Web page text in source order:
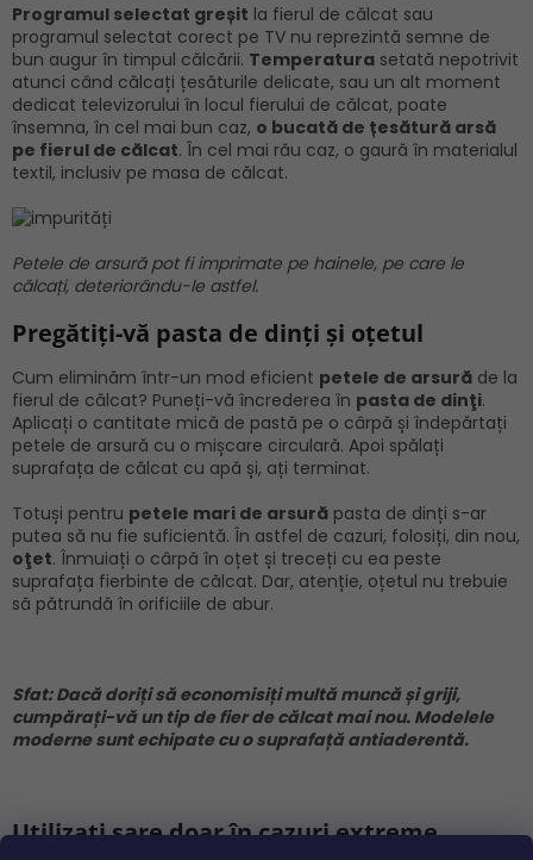
Programul selectat greșit la fierul de călcat sau
programul selectat corect pe TV nu reprezintă semne de
bun augur în timpul călcării. Temperatura setată nepotrivit
atunci când călcați țesăturile delicate, sau un alt moment
dedicat televizorului în locul fierului de călcat, poate
însemna, în cel mai bun caz, o bucată de țesătură arsă
pe fierul de călcat. În cel mai rău caz, o gaură în materialul
textil, inclusiv pe masa de călcat.
Petele de arsură pot fi imprimate pe hainele, pe care le
călcați, deteriorându-le astfel.
Pregătiți-vă pasta de dinți și oțetul
Cum eliminăm într-un mod eficient petele de arsură de la
fierul de călcat? Puneți-vă încrederea în pasta de dinţi.
Aplicați o cantitate mică de pastă pe o cârpă și îndepărtați
petele de arsură cu o mișcare circulară. Apoi spălați
suprafața de călcat cu apă și, ați terminat.
Totuși pentru petele mari de arsură pasta de dinți s-ar
putea să nu fie suficientă. În astfel de cazuri, folosiți, din nou,
oţet. Înmuiați o cârpă în oțet și treceți cu ea peste
suprafața fierbinte de călcat. Dar, atenție, oțetul nu trebuie
să pătrundă în orificiile de abur.
Sfat: Dacă doriți să economisiți multă muncă și griji,
cumpărați-vă un tip de fier de călcat mai nou. Modelele
moderne sunt echipate cu o suprafață antiaderentă.
Utilizați sare doar în cazuri extreme